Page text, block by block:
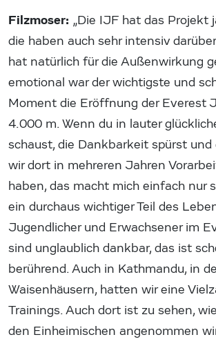
Filzmoser: „Die IJF hat das Projekt
die haben auch sehr intensiv
hat natürlich für die Außenwirkung
emotional war der wichtigste und
Moment die Eröffnung der Everest
4.000 m. Wenn du in lauter
schaust, die Dankbarkeit spürst und
wir dort in mehreren Jahren
haben, das macht mich einfach nur
ein durchaus wichtiger Teil des
Jugendlicher und Erwachsener im
sind unglaublich dankbar, das ist
berührend. Auch in Kathmandu, in
Waisenhäusern, hatten wir eine
Trainings. Auch dort ist zu sehen,
den Einheimischen angenommen